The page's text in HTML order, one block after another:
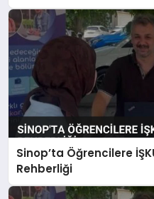
Sinop’ta Öğrencilere
Rehberliği